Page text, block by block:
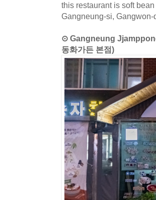
this restaurant is soft
Gangneung-si, Gangwon-
⊙ Gangneung
동화가든 본점)